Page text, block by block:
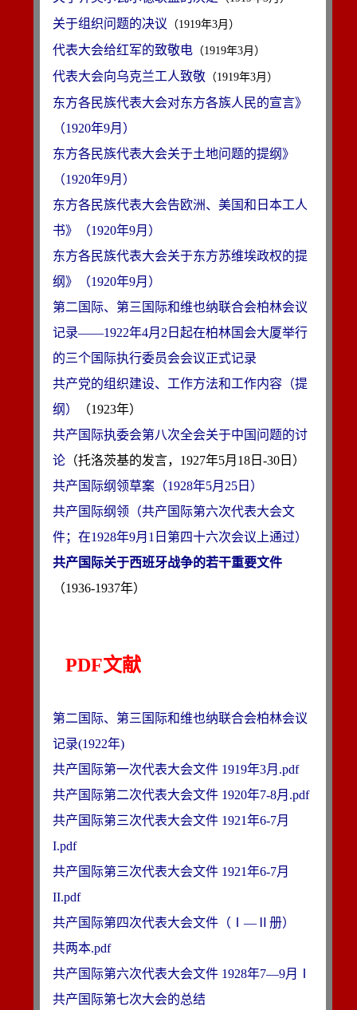
关于组织问题的决议 （1919年3月）
代表大会给红军的致敬电（1919年3月）
代表大会向乌克兰工人致敬（1919年3月）
东方各民族代表大会对东方各族人民的宣言》
（1920年9月）
东方各民族代表大会关于土地问题的提纲》
（1920年9月）
东方各民族代表大会告欧洲、美国和日本工人
书》（1920年9月）
东方各民族代表大会关于东方苏维埃政权的提
纲》（1920年9月）
第二国际、第三国际和维也纳联合会柏林会议
记录——1922年4月2日起在柏林国会大厦举行
的三个国际执行委员会会议正式记录
共产党的组织建设、工作方法和工作内容（提
纲）
共产国际执委会第八次全会关于中国问题的讨
论
共产国际纲领草案（1928年5月25日）
共产国际纲领（共产国际第六次代表大会文
件；在1928年9月1日第四十六次会议上通过）
共产国际关于西班牙战争的若干重要文件
（1936-1937年）
PDF文献
第二国际、第三国际和维也纳联合会柏林会议
记录(1922年)
共产国际第一次代表大会文件 1919年3月.pdf
共产国际第二次代表大会文件 1920年7-8月.pdf
共产国际第三次代表大会文件 1921年6-7月
I.pdf
共产国际第三次代表大会文件 1921年6-7月
II.pdf
共产国际第四次代表大会文件（Ⅰ—Ⅱ册）
共两本.pdf
共产国际第六次代表大会文件 1928年7—9月Ⅰ
共产国际第七次大会的总结